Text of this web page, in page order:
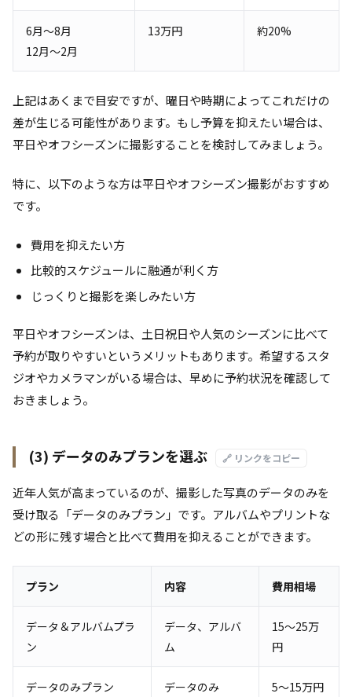
6月～8月
12月～2月
13万円 約20%
上記はあくまで目安ですが、曜日や時期によってこれだけの
差が生じる可能性があります。もし予算を抑えたい場合は、
平日やオフシーズンに撮影することを検討してみましょう。
特に、以下のような方は平日やオフシーズン撮影がおすすめ
です。
費用を抑えたい方
比較的スケジュールに融通が利く方
じっくりと撮影を楽しみたい方
平日やオフシーズンは、土日祝日や人気のシーズンに比べて
予約が取りやすいというメリットもあります。希望するスタ
ジオやカメラマンがいる場合は、早めに予約状況を確認して
おきましょう。
(3) データのみプランを選ぶ 🔗 リンクをコピー
近年人気が高まっているのが、撮影した写真のデータのみを
受け取る「データのみプラン」です。アルバムやプリントな
どの形に残す場合と比べて費用を抑えることができます。
プラン 内容 費用相場
データ＆アルバムプラ
ン
データ、アルバ
ム
15～25万
円
データのみプラン データのみ 5～15万円